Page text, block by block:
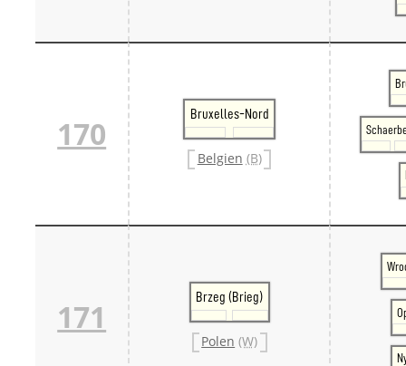
170
Bruxelles-Nord
Belgien (B)
171
Brzeg (Brieg)
Polen (W)